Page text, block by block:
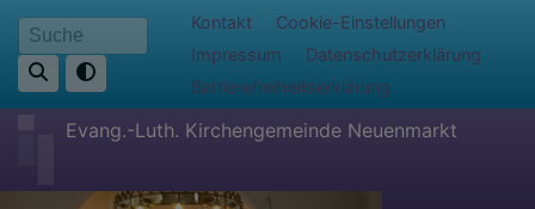
Direkt
zum
Inhalt
Suche Fußbereichsmenü
Kontakt
Cookie-Einstellungen
Impressum
Datenschutzerklärung
Barrierefreiheitserklärung
Evang.-Luth. Kirchengemeinde Neuenmarkt